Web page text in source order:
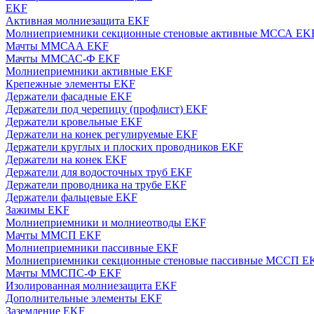
EKF
Активная молниезащита EKF
Молниеприемники секционные стеновые активные МССА
Мачты ММСАА EKF
Мачты ММСАС-Ф EKF
Молниеприемники активные EKF
Крепежные элементы EKF
Держатели фасадные EKF
Держатели под черепицу (профлист) EKF
Держатели кровельные EKF
Держатели на конек регулируемые EKF
Держатели круглых и плоских проводников EKF
Держатели на конек EKF
Держатели для водосточных труб EKF
Держатели проводника на трубе EKF
Держатели фальцевые EKF
Зажимы EKF
Молниеприемники и молниеотводы EKF
Мачты ММСП EKF
Молниеприемники пассивные EKF
Молниеприемники секционные стеновые пассивные МССП
Мачты ММСПС-Ф EKF
Изолированная молниезащита EKF
Дополнительные элементы EKF
Заземление EKF